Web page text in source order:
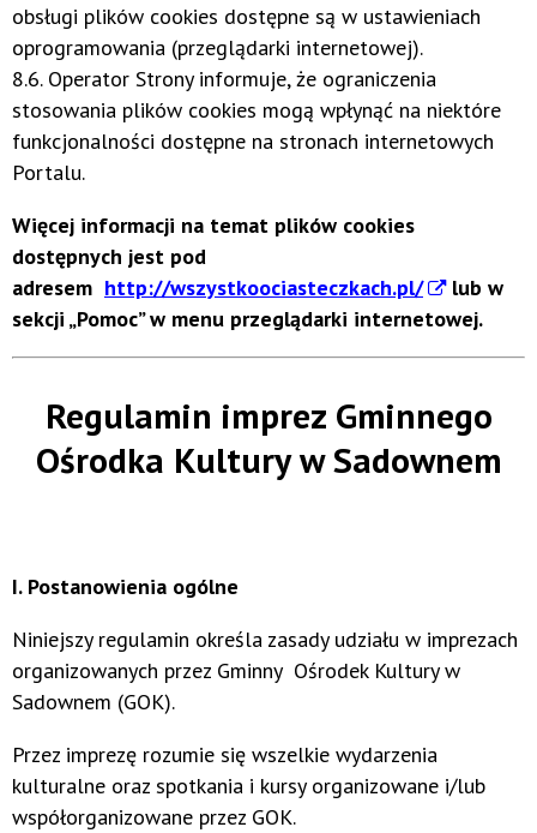
obsługi plików cookies dostępne są w ustawieniach
oprogramowania (przeglądarki internetowej).
8.6. Operator Strony informuje, że ograniczenia
stosowania plików cookies mogą wpłynąć na niektóre
funkcjonalności dostępne na stronach internetowych
Portalu.
Więcej informacji na temat plików cookies
dostępnych jest pod
adresem http://wszystkoociasteczkach.pl/
lub w
sekcji „Pomoc” w menu przeglądarki internetowej.
Regulamin imprez Gminnego
Ośrodka Kultury w Sadownem
I. Postanowienia ogólne
Niniejszy regulamin określa zasady udziału w imprezach
organizowanych przez Gminny Ośrodek Kultury w
Sadownem (GOK).
Przez imprezę rozumie się wszelkie wydarzenia
kulturalne oraz spotkania i kursy organizowane i/lub
współorganizowane przez GOK.